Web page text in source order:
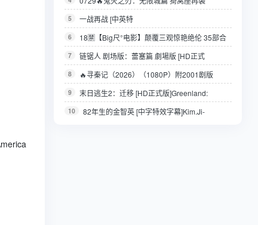
（2025）（1080正式版）内附国语（附鬼灭之刃全
系列）日语 / 8.8 高分
5
一战再战 [中英特
效].2025.HD1080P.X265.10Bit.AC3.DDP5.1.Englis
h.CHS-ENG.JKYY[11G]
6
18🈲【Big尺°电影】颠覆三观惊艳绝伦 35部合
集[137GB]
7
链锯人 剧场版：蕾塞篇 劇場版 [HD正式
版]Chainsaw.Man.2025.HD1080P.X265.CHS-
ENG.JKYY[5.1G]
8
🔥寻秦记（2026）（1080P）附2001剧版
4K【古天乐/林峯/宣萱】【动作/奇幻/古装】
9
末日逃生2：迁移 [HD正式版]Greenland:
Migration.2026.HD1080P.English.JKYY[4.7G]
10
82年生的金智英 [中字特效字幕]Kim.Ji-